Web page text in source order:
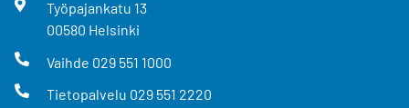
Työpajankatu 13
00580 Helsinki
Vaihde 029 551 1000
Tietopalvelu 029 551 2220